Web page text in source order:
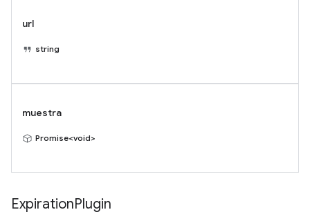
url
string
muestra
Promise<void>
ExpirationPlugin